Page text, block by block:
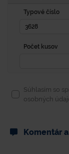
Typové číslo
Počet kusov
Súhlasím so
osobných
Komentár